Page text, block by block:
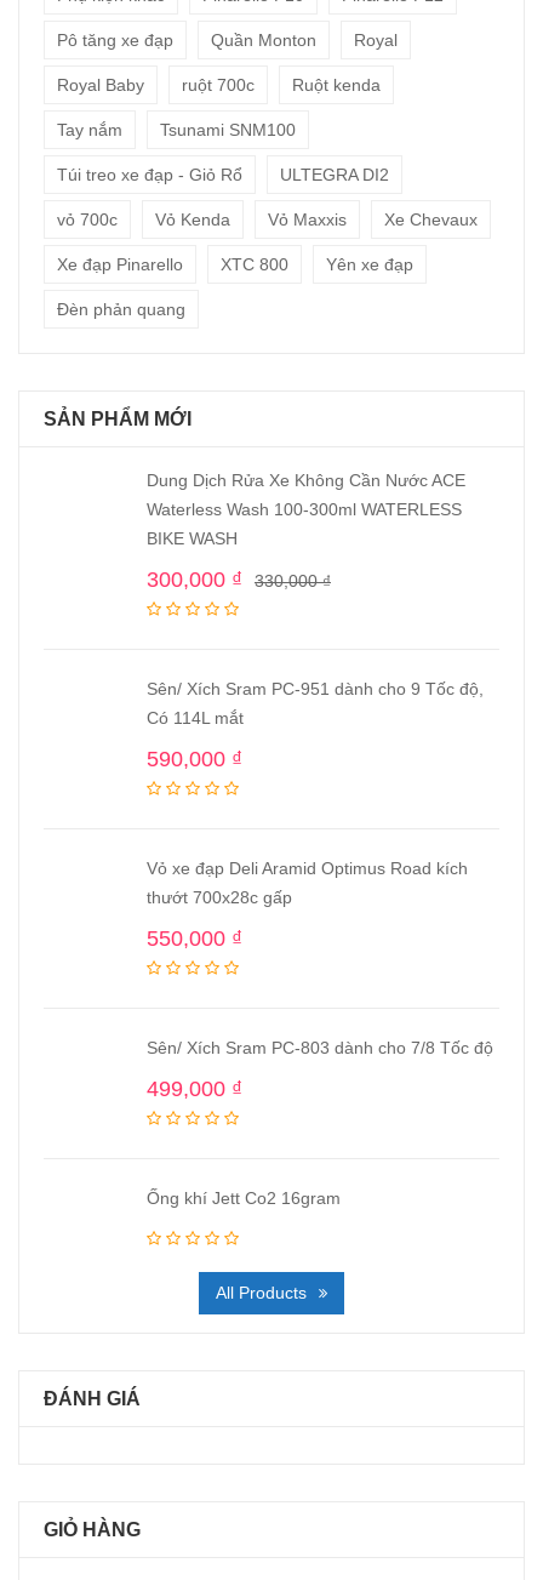
Pô tăng xe đạp Quần Monton Royal
Royal Baby ruột 700c Ruột kenda
Tay nắm Tsunami SNM100
Túi treo xe đạp - Giỏ Rổ ULTEGRA DI2
vỏ 700c Vỏ Kenda Vỏ Maxxis Xe Chevaux
Xe đạp Pinarello XTC 800 Yên xe đạp
Đèn phản quang
SẢN PHẨM MỚI
Dung Dịch Rửa Xe Không Cần Nước ACE
Waterless Wash 100-300ml WATERLESS
BIKE WASH
330,000₫
300,000 ₫
Sên/ Xích Sram PC-951 dành cho 9 Tốc độ,
Có 114L mắt
590,000 ₫
Vỏ xe đạp Deli Aramid Optimus Road kích
thướt 700x28c gấp
550,000 ₫
Sên/ Xích Sram PC-803 dành cho 7/8 Tốc độ
499,000 ₫
Ống khí Jett Co2 16gram
All Products
ĐÁNH GIÁ
GIỎ HÀNG